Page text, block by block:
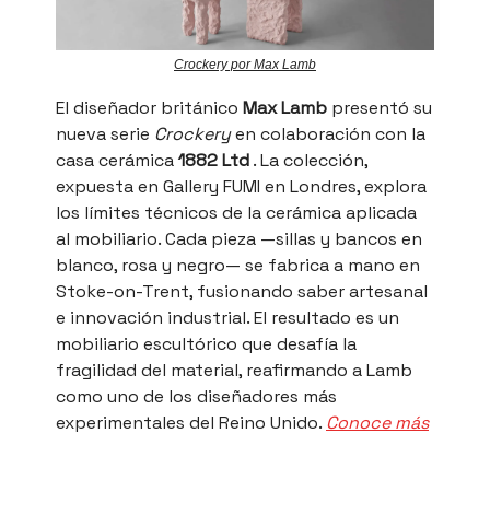
Crockery por Max Lamb
El diseñador británico Max Lamb presentó su
nueva serie Crockeryen colaboración con la
casa cerámica1882 Ltd. La colección,
expuesta en Gallery FUMI en Londres, explora
los límites técnicos de la cerámica aplicada
al mobiliario. Cada pieza —sillas y bancos en
blanco, rosa y negro— se fabrica a mano en
Stoke-on-Trent, fusionando saber artesanal
e innovación industrial. El resultado es un
mobiliario escultórico que desafía la
fragilidad del material, reafirmando a Lamb
como uno de los diseñadores más
experimentales del Reino Unido. Conoce más